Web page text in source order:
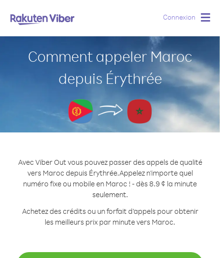
Connexion
Comment appeler Maroc
depuis Érythrée
Avec Viber Out vous pouvez passer des appels de qualité
vers Maroc depuis Érythrée.Appelez n'importe quel
numéro fixe ou mobile en Maroc ! - dès 8.9 ¢ la minute
seulement.
Achetez des crédits ou un forfait d’appels pour obtenir
les meilleurs prix par minute vers Maroc.